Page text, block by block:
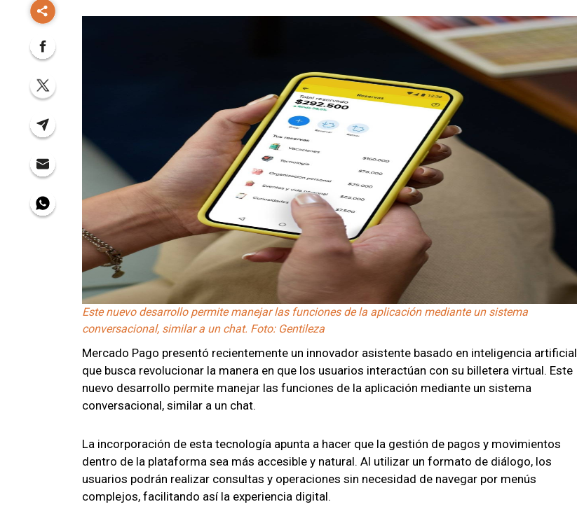
Este nuevo desarrollo permite manejar las funciones de la aplicación mediante un sistema
conversacional, similar a un chat. Foto: Gentileza
Mercado Pago presentó recientemente un innovador asistente basado en inteligencia artificial
que busca revolucionar la manera en que los usuarios interactúan con su billetera virtual. Este
nuevo desarrollo permite manejar las funciones de la aplicación mediante un sistema
conversacional, similar a un chat.
La incorporación de esta tecnología apunta a hacer que la gestión de pagos y movimientos
dentro de la plataforma sea más accesible y natural. Al utilizar un formato de diálogo, los
usuarios podrán realizar consultas y operaciones sin necesidad de navegar por menús
complejos, facilitando así la experiencia digital.